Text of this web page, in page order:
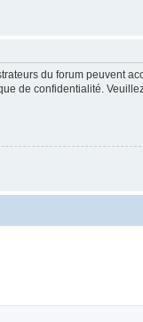
du forum peuvent
de confidentialité.